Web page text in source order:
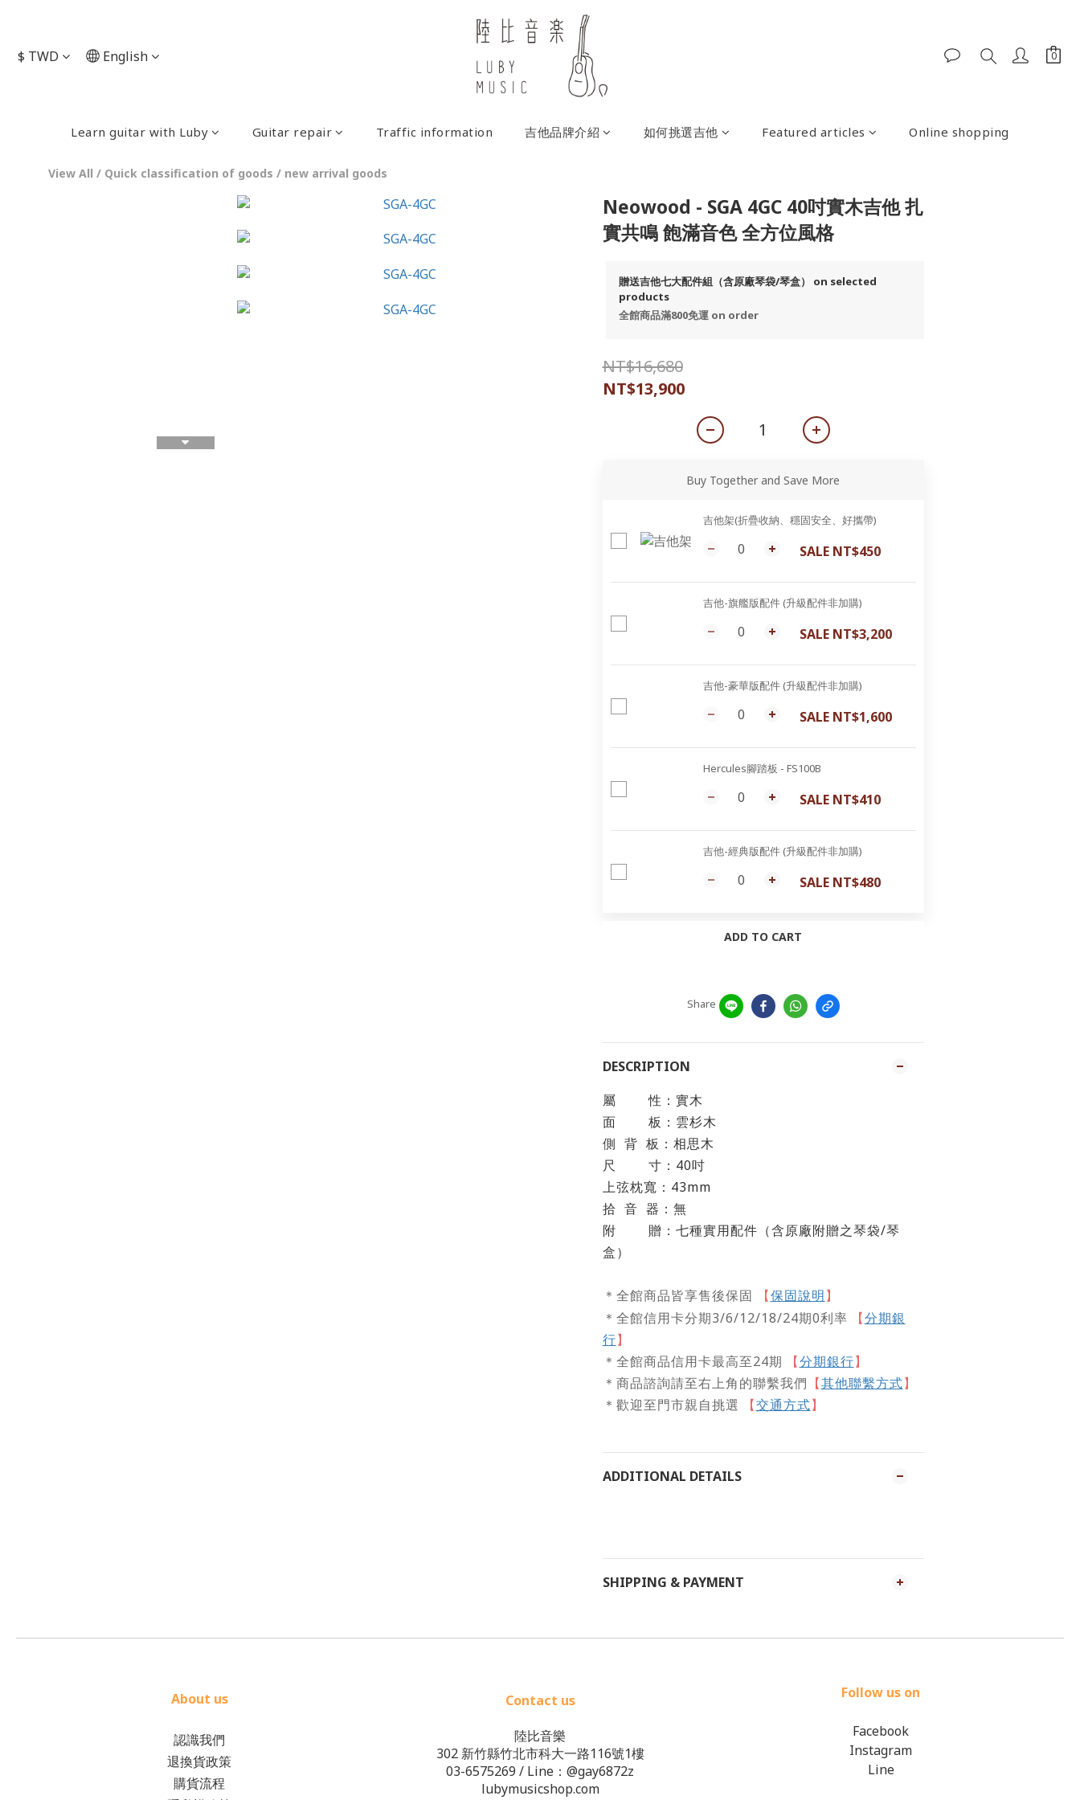
$ TWD English
Learn guitar with Luby Guitar repair Traffic information 吉他品牌介紹 如何挑選吉他 Featured articles Online shopping
View All / Quick classification of goods / new arrival goods
Neowood - SGA 4GC 40吋實木吉他 扎
實共鳴 飽滿音色 全方位風格
贈送吉他七大配件組（含原廠琴袋/琴盒） on selected
products
全館商品滿800免運 on order
NT$16,680
NT$13,900
Buy Together and Save More
吉他架(折疊收納、穩固安全、好攜帶)
SALE NT$450
吉他-旗艦版配件 (升級配件非加購)
SALE NT$3,200
吉他-豪華版配件 (升級配件非加購)
SALE NT$1,600
Hercules腳踏板 - FS100B
SALE NT$410
吉他-經典版配件 (升級配件非加購)
SALE NT$480
ADD TO CART
Share
DESCRIPTION
屬
性：實木
面
板：雲杉木
側 背 板：相思木
尺
寸：40吋
上弦枕寬：43mm
拾 音 器：無
附
贈：七種實用配件（含原廠附贈之琴袋/琴
盒）
＊全館商品皆享售後保固 【 保固說明】
＊全館信用卡分期3/6/12/18/24期0利率
【分期銀
行】
＊全館商品信用卡最高至24期
【分期銀行】
＊商品諮詢請至右上角的聯繫我們 【其他聯繫方式】
＊歡迎至門市親自挑選
【 交通方式 】
ADDITIONAL DETAILS
SHIPPING & PAYMENT
About us
認識我們
退換貨政策
購貨流程
Contact us
陸比音樂
302 新竹縣竹北市科大一路116號1樓
03-6575269 / Line： @gay6872z
lubymusicshop.com
Follow us on
Facebook
Instagram
Line